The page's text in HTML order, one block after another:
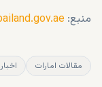
منبع:
مقالات امارات